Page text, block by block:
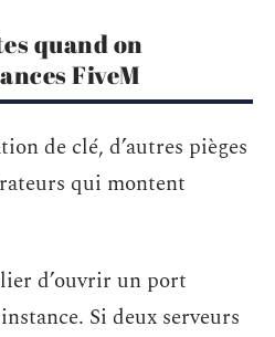
quand on
FiveM
de clé, d’autres pièges
qui montent
d’ouvrir un port
Si deux serveurs